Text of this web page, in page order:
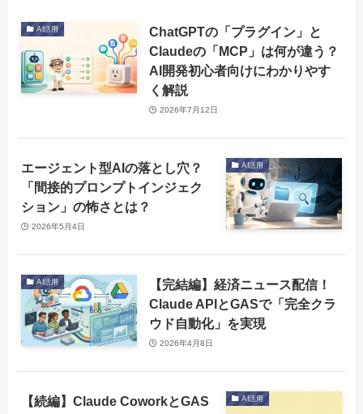
AI活用
ChatGPTの「プラグイン」と
Claudeの「MCP」は何が違う？
AI開発初心者向けにわかりやす
く解説
2026年7月12日
AI活用
エージェント型AIの落とし穴？
「間接的プロンプトインジェク
ション」の怖さとは？
2026年5月4日
AI活用
【完結編】経済ニュース配信！
Claude APIとGASで「完全クラ
ウド自動化」を実現
2026年4月8日
AI活用
【続編】Claude CoworkとGAS